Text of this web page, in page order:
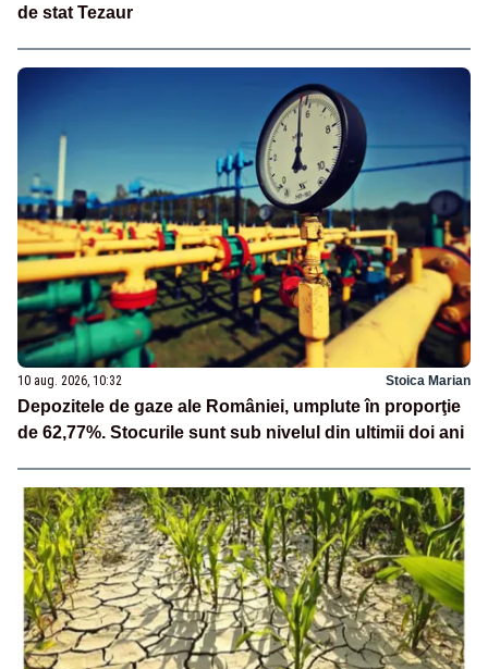
de stat Tezaur
10 aug. 2026, 10:32 Stoica Marian
Depozitele de gaze ale României, umplute în proporţie
de 62,77%. Stocurile sunt sub nivelul din ultimii doi ani